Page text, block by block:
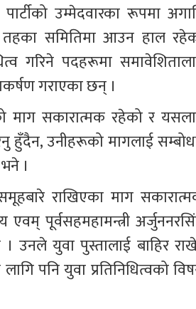
उम्मेदवारका रूपमा
तहका समितिमा आउन हाल
गरिने पदहरूमा
गराएका छन् ।
माग सकारात्मक रहेको र
हुँदैन, उनीहरूको मागलाई
।
राखिएका माग
एवम् पूर्वसहमहामन्त्री
उनले युवा पुस्तालाई बाहिर
पनि युवा प्रतिनिधित्वको